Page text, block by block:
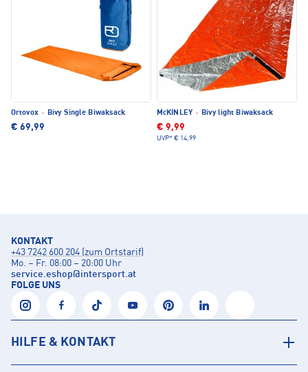
Ortovox · Bivy Single Biwaksack
€ 69,99
McKINLEY · Bivy light Biwaksack
€ 9,99
UVP* € 14,99
KONTAKT
+43 7242 600 204 (zum Ortstarif)
Mo. – Fr. 08:00 – 20:00 Uhr
service.eshop@intersport.at
FOLGE UNS
HILFE & KONTAKT